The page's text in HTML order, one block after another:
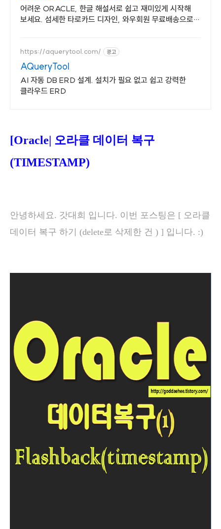
어려운 ORACLE, 한글 해설서로 쉽고 재미있게 시작해
보세요. 섬세한 타로카드 디자인, 와우회원 무료배송으로
https://aquerytool.com/ 광고
AQueryTool
AI 자동 DB ERD 설계. 설치가 필요 없고 쉽고 강력한
클라우드 ERD
[Oracle| 오라클 데이터 복구
(TIMESTAMP)
안녕하세요. 갓대희 입니다. 이번 포스팅은 [ 오라클
데이터 복구 하기 (delete로 삭제한 건 ) ] 입니다. :)